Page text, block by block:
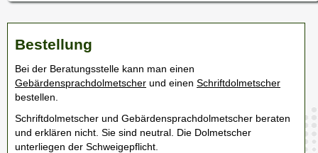
Bestellung
Bei der Beratungsstelle kann man einen
Gebärdensprachdolmetscher und einen Schriftdolmetscher
bestellen.
Schriftdolmetscher und Gebärdensprachdolmetscher beraten
und erklären nicht. Sie sind neutral. Die Dolmetscher
unterliegen der Schweigepflicht.